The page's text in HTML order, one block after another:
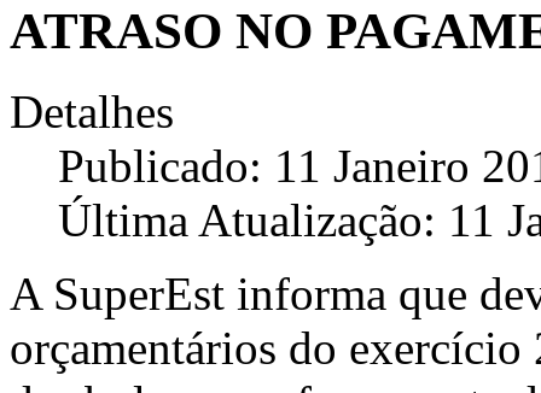
ATRASO NO
Detalhes
Publicado: 11 Janeiro
Última Atualização: 11
A SuperEst informa que
orçamentários do exercício